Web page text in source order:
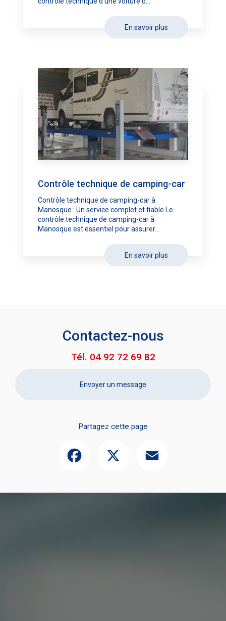
En savoir plus
Contrôle technique de camping-car
Contrôle technique de camping-car à
Manosque : Un service complet et fiable Le
contrôle technique de camping-car à
Manosque est essentiel pour assurer...
En savoir plus
Contactez-nous
Tél. 04 92 72 69 82
Envoyer un message
Partagez cette page